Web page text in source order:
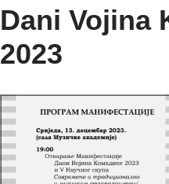
Dani Vojina
2023